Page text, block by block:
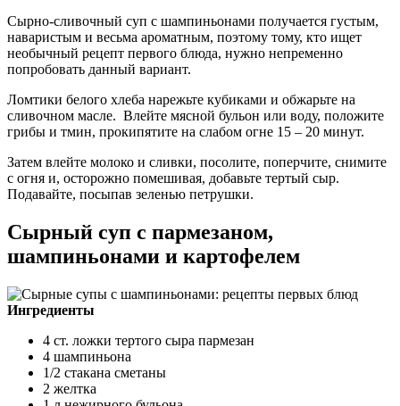
Сырно-сливочный суп с шампиньонами получается густым,
наваристым и весьма ароматным, поэтому тому, кто ищет
необычный рецепт первого блюда, нужно непременно
попробовать данный вариант.
Ломтики белого хлеба нарежьте кубиками и обжарьте на
сливочном масле. Влейте мясной бульон или воду, положите
грибы и тмин, прокипятите на слабом огне 15 – 20 минут.
Затем влейте молоко и сливки, посолите, поперчите, снимите
с огня и, осторожно помешивая, добавьте тертый сыр.
Подавайте, посыпав зеленью петрушки.
Сырный суп с пармезаном,
шампиньонами и картофелем
Ингредиенты
4 ст. ложки тертого сыра пармезан
4 шампиньона
1/2 стакана сметаны
2 желтка